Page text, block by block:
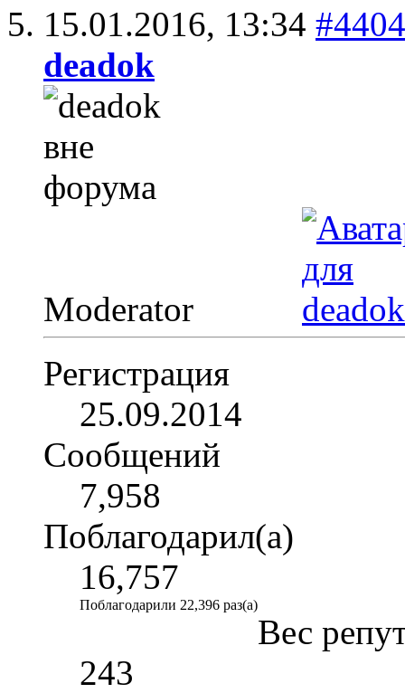
15.01.2016, 13:34 #4404
deadok
Moderator
Регистрация
25.09.2014
Сообщений
7,958
Поблагодарил(а)
16,757
Поблагодарили 22,396 раз(а)
Вес
243